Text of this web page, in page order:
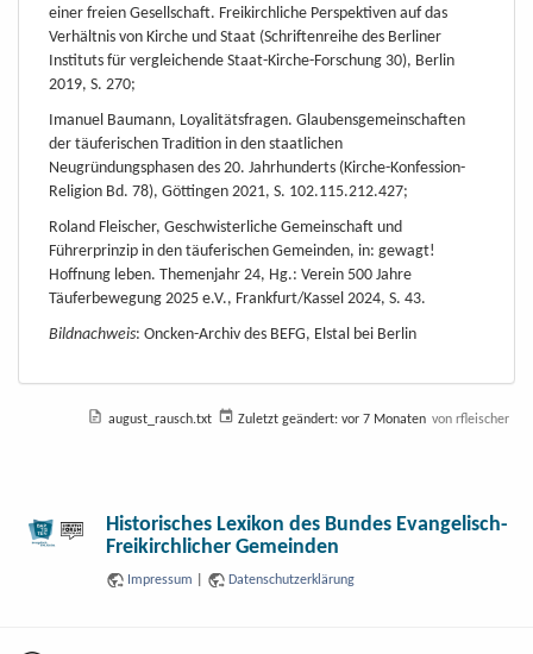
einer freien Gesellschaft. Freikirchliche Perspektiven auf das
Verhältnis von Kirche und Staat (Schriftenreihe des Berliner
Instituts für vergleichende Staat-Kirche-Forschung 30), Berlin
2019, S. 270;
Imanuel Baumann, Loyalitätsfragen. Glaubensgemeinschaften
der täuferischen Tradition in den staatlichen
Neugründungsphasen des 20. Jahrhunderts (Kirche-Konfession-
Religion Bd. 78), Göttingen 2021, S. 102.115.212.427;
Roland Fleischer, Geschwisterliche Gemeinschaft und
Führerprinzip in den täuferischen Gemeinden, in: gewagt!
Hoffnung leben. Themenjahr 24, Hg.: Verein 500 Jahre
Täuferbewegung 2025 e.V., Frankfurt/Kassel 2024, S. 43.
Bildnachweis: Oncken-Archiv des BEFG, Elstal bei Berlin
august_rausch.txt Zuletzt geändert: vor 7 Monaten von rfleischer
Historisches Lexikon des Bundes Evangelisch-
Freikirchlicher Gemeinden
Impressum Datenschutzerklärung